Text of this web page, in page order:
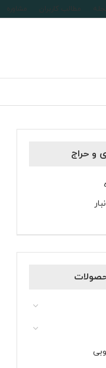
مطالب کاربران مشاوره
و حراج